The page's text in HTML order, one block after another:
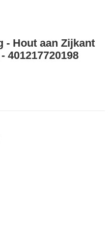
- Hout aan Zijkant
401217720198